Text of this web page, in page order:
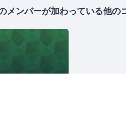
メンバーが加わっている他の